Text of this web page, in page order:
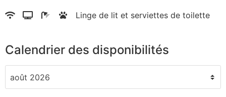
Linge de lit et serviettes de toilette
Calendrier des disponibilités